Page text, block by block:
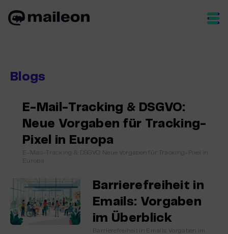
Blogs
E-Mail-Tracking & DSGVO:
Neue Vorgaben für Tracking-
Pixel in Europa
E-Mail-Tracking & DSGVO: Neue Vorgaben für Tracking-Pixel in
Europa
Barrierefreiheit in
Emails: Vorgaben
im Überblick
Barrierefreiheit in Emails: Vorgaben im